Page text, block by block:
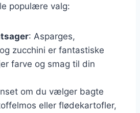
populære valg:
: Asparges,
zucchini er fantastiske
farve og smag til din
om du vælger bagte
eller flødekartofler,